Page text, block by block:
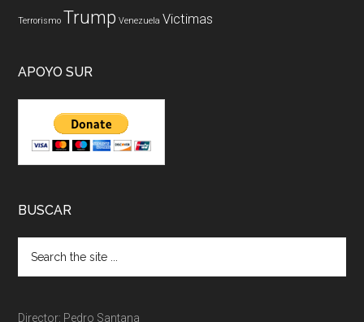
Terrorismo Trump Venezuela Victimas
APOYO SUR
BUSCAR
Director: Pedro Santana